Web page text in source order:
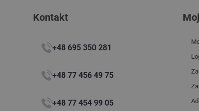
Kontakt
+48 695 350 281
+48 77 456 49 75
+48 77 454 99 05